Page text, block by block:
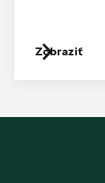
Zobraziť